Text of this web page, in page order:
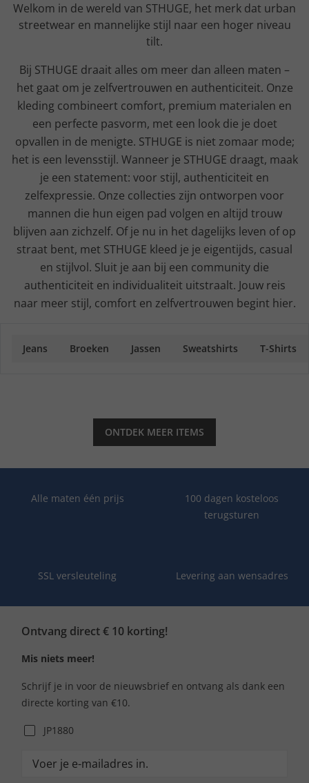
Welkom in de wereld van STHUGE, het merk dat urban
streetwear en mannelijke stijl naar een hoger niveau
tilt.
Bij STHUGE draait alles om meer dan alleen maten –
het gaat om je zelfvertrouwen en authenticiteit. Onze
kleding combineert comfort, premium materialen en
een perfecte pasvorm, met een look die je doet
opvallen in de menigte. STHUGE is niet zomaar mode;
het is een levensstijl. Wanneer je STHUGE draagt, maak
je een statement: voor stijl, authenticiteit en
zelfexpressie. Onze collecties zijn ontworpen voor
mannen die hun eigen pad volgen en altijd trouw
blijven aan zichzelf. Of je nu in het dagelijks leven of op
straat bent, met STHUGE kleed je je eigentijds, casual
en stijlvol. Sluit je aan bij een community die
authenticiteit en individualiteit uitstraalt. Jouw reis
naar meer stijl, comfort en zelfvertrouwen begint hier.
Jeans Broeken Jassen Sweatshirts T-Shirts
ONTDEK MEER ITEMS
Alle maten één prijs
100 dagen kosteloos
terugsturen
SSL versleuteling Levering aan wensadres
Ontvang direct € 10 korting!
Mis niets meer!
Schrijf je in voor de nieuwsbrief en ontvang als dank een
directe korting van €10.
JP1880